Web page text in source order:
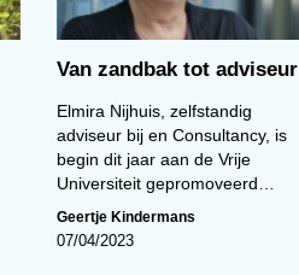
Van zandbak tot adviseur
Elmira Nijhuis, zelfstandig
adviseur bij en Consultancy, is
begin dit jaar aan de Vrije
Universiteit gepromoveerd…
Geertje Kindermans
07/04/2023